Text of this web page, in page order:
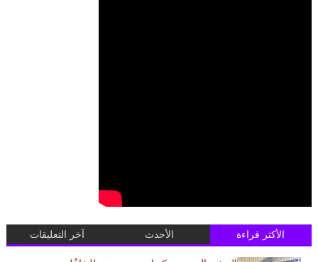
الأكثر قراءة الأحدث آخر التعليقات